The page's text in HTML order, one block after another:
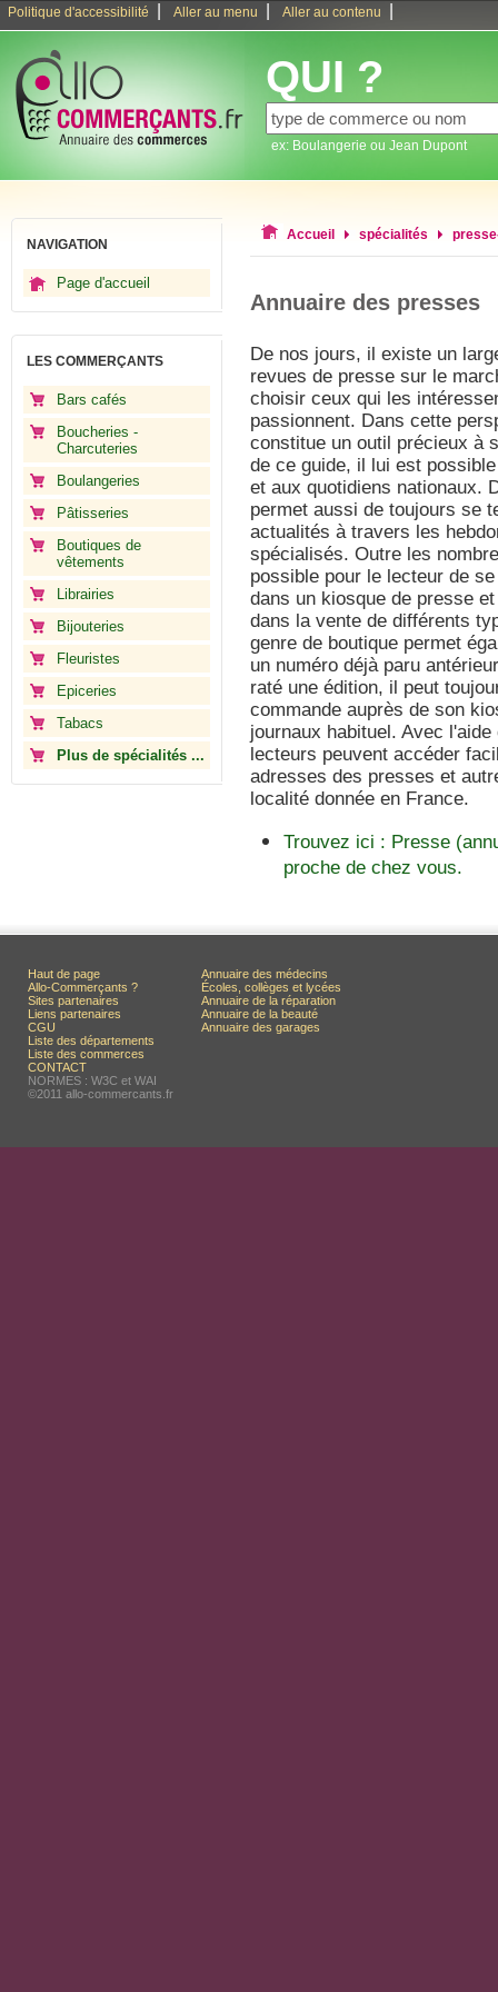
Politique d'accessibilité Aller au menu Aller au contenu
QUI ?
ex: Boulangerie ou Jean Dupont
NAVIGATION
Page d'accueil
LES COMMERÇANTS
Bars cafés
Boucheries -
Charcuteries
Boulangeries
Pâtisseries
Boutiques de
vêtements
Librairies
Bijouteries
Fleuristes
Epiceries
Tabacs
Plus de spécialités ...
Accueil spécialités
Annuaire des presses
De nos jours, il existe un
revues de presse sur le
choisir ceux qui les
passionnent. Dans cette
constitue un outil précieux à
de ce guide, il lui est
et aux quotidiens nationaux.
permet aussi de toujours se
actualités à travers les
spécialisés. Outre les
possible pour le lecteur de
dans un kiosque de presse
dans la vente de différents
genre de boutique permet
un numéro déjà paru
raté une édition, il peut
commande auprès de son
journaux habituel. Avec
lecteurs peuvent accéder
adresses des presses et
localité donnée en France.
Trouvez ici : Presse
proche de chez vous.
Haut de page
Allo-Commerçants ?
Sites partenaires
Liens partenaires
CGU
Liste des départements
Liste des commerces
CONTACT
NORMES : W3C et WAI
©2011 allo-commercants.fr
Annuaire des médecins
Écoles, collèges et lycées
Annuaire de la réparation
Annuaire de la beauté
Annuaire des garages